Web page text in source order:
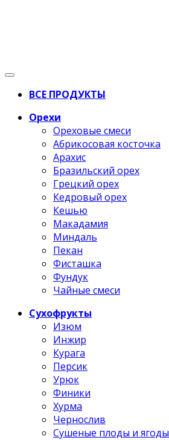
ВСЕ ПРОДУКТЫ
Орехи
Ореховые смеси
Абрикосовая косточка
Арахис
Бразильский орех
Грецкий орех
Кедровый орех
Кешью
Макадамия
Миндаль
Пекан
Фисташка
Фундук
Чайные смеси
Сухофрукты
Изюм
Инжир
Курага
Персик
Урюк
Финики
Хурма
Чернослив
Сушеные плоды и ягоды